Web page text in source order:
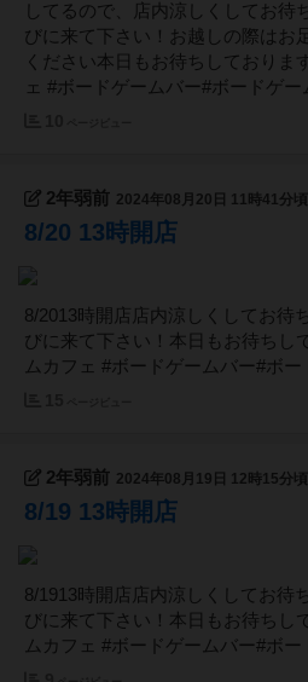
してるので、店内涼しくしてお待
びに来て下さい！お越しの際はお
ください本日もお待ちしておりま
ェ #ボードゲームバー#ボードゲ
2年弱前 2024年08月20日 11時41分頃
8/20 13時開店
8/2013時開店店内涼しくしてお待
びに来て下さい！本日もお待ちし
ムカフェ #ボードゲームバー#ボ
2年弱前 2024年08月19日 12時15分頃
8/19 13時開店
8/1913時開店店内涼しくしてお待
びに来て下さい！本日もお待ちし
ムカフェ #ボードゲームバー#ボ